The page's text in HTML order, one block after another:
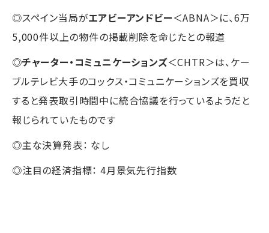
◎スペイン当局がエアビーアンドビー＜ABNA＞に、6万
5,000件以上の物件の掲載削除を命じたとの報道
◎チャーター・コミュニケーションズ＜CHTR＞は、ケー
ブルテレビ大手のコックス・コミュニケーションズを買収
すると発表取引時間中に統合協議を行っているようだと
報じられていたものです
◎主な決算発表： なし
◎注目の経済指標： 4月景気先行指数